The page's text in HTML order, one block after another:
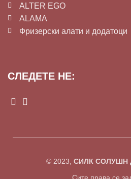
ALTER EGO
ALAMA
Фризерски алати и додатоци
СЛЕДЕТЕ НЕ:
© 2023, СИЛК СОЛУШН
Сите права се